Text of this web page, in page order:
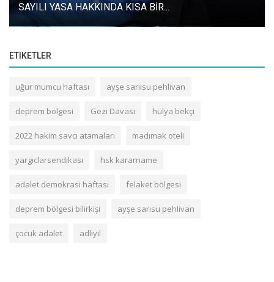
SAYILI YASA HAKKINDA KISA BİR...
ETIKETLER
uğur mumcu haftası ayşe sarıısu pehlivan
deprem bölgesi Gezi Davası hülya bekçi
2022 hakim savcı atamaları madımak oteli
yargıclarsendikası hsk kararname
adalet demokrasi haftası felaket bölgesi
deprem bölgesi bilirkişi ayşe sarısu pehlivan
çocuk adalet adliyıl